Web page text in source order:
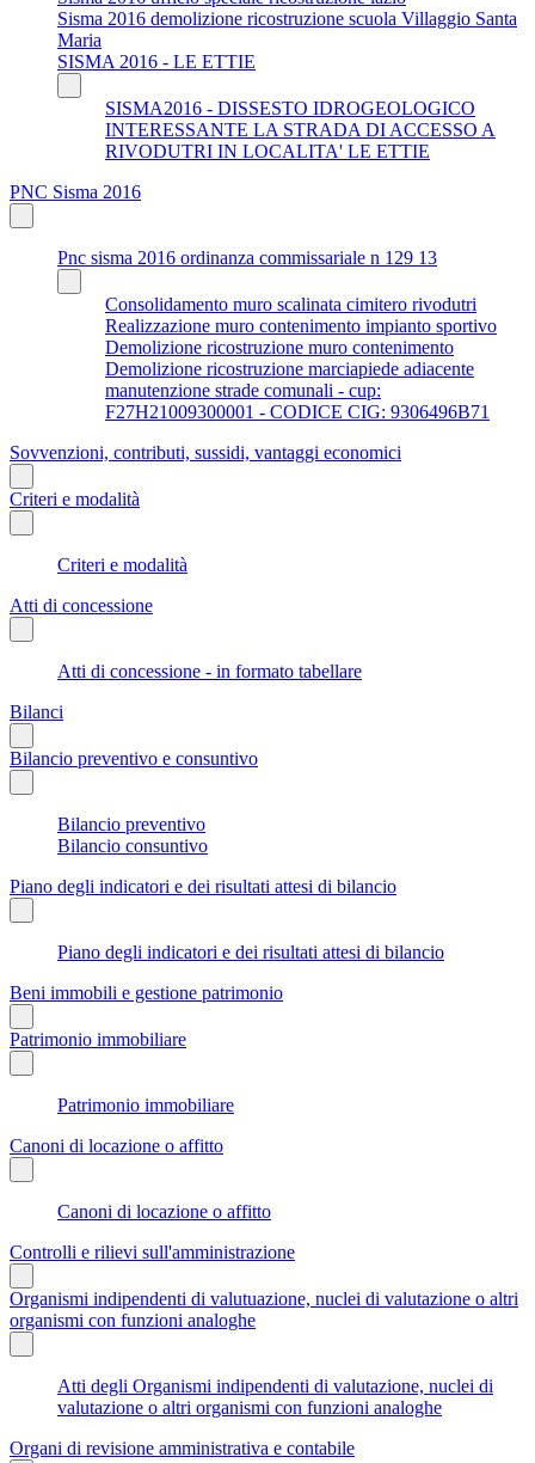
Sisma 2016 demolizione ricostruzione scuola Villaggio Santa
Maria
SISMA 2016 - LE ETTIE
SISMA2016 - DISSESTO IDROGEOLOGICO
INTERESSANTE LA STRADA DI ACCESSO A
RIVODUTRI IN LOCALITA' LE ETTIE
PNC Sisma 2016
Pnc sisma 2016 ordinanza commissariale n 129 13
Consolidamento muro scalinata cimitero rivodutri
Realizzazione muro contenimento impianto sportivo
Demolizione ricostruzione muro contenimento
Demolizione ricostruzione marciapiede adiacente
manutenzione strade comunali - cup:
F27H21009300001 - CODICE CIG: 9306496B71
Sovvenzioni, contributi, sussidi, vantaggi economici
Criteri e modalità
Criteri e modalità
Atti di concessione
Atti di concessione - in formato tabellare
Bilanci
Bilancio preventivo e consuntivo
Bilancio preventivo
Bilancio consuntivo
Piano degli indicatori e dei risultati attesi di bilancio
Piano degli indicatori e dei risultati attesi di bilancio
Beni immobili e gestione patrimonio
Patrimonio immobiliare
Patrimonio immobiliare
Canoni di locazione o affitto
Canoni di locazione o affitto
Controlli e rilievi sull'amministrazione
Organismi indipendenti di valutuazione, nuclei di valutazione o altri
organismi con funzioni analoghe
Atti degli Organismi indipendenti di valutazione, nuclei di
valutazione o altri organismi con funzioni analoghe
Organi di revisione amministrativa e contabile